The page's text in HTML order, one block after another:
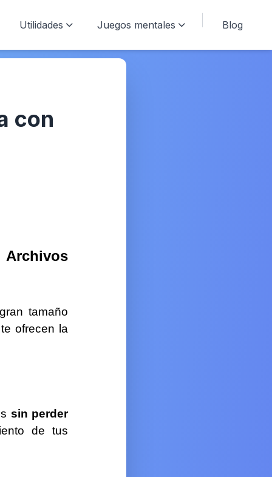
Utilidades Juegos mentales Blog
con
tamaño
ofrecen la
sin perder
de tus